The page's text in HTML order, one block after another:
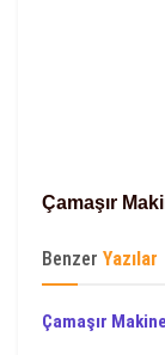
Çamaşır
Benzer Yazılar
Çamaşır